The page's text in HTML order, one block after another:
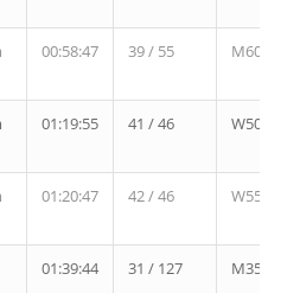
00:58:47 39 / 55 M60
01:19:55 41 / 46 W50
01:20:47 42 / 46 W55
01:39:44 31 / 127 M35